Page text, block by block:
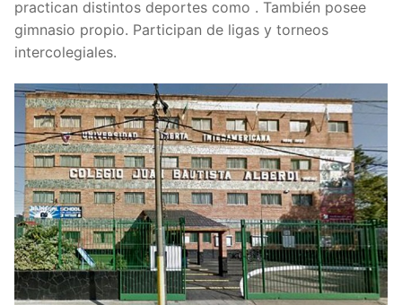
practican distintos deportes como . También posee
gimnasio propio. Participan de ligas y torneos
intercolegiales.